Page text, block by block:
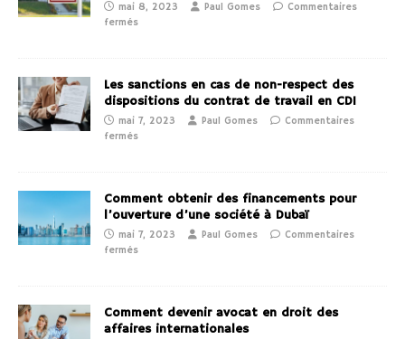
mai 8, 2023 Paul Gomes
Commentaires
fermés
Les sanctions en cas de non-respect des
dispositions du contrat de travail en CDI
mai 7, 2023 Paul Gomes
Commentaires
fermés
Comment obtenir des financements pour
l’ouverture d’une société à Dubaï
mai 7, 2023 Paul Gomes
Commentaires
fermés
Comment devenir avocat en droit des
affaires internationales